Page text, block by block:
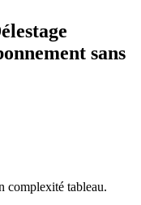
sans
complexité tableau.